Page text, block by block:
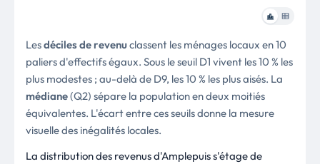
Lesdéciles de revenuclassent les ménages locaux en 10
paliers d'effectifs égaux. Sous le seuil D1 vivent les 10 % les
plus modestes ; au-delà de D9, les 10 % les plus aisés. La
médiane(Q2) sépare la population en deux moitiés
équivalentes. L'écart entre ces seuils donne la mesure
visuelle des inégalités locales.
La distribution des revenus d'Amplepuis s'étage de